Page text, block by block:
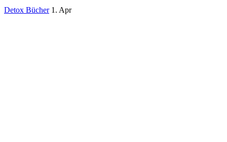
Detox Bücher 1. Apr